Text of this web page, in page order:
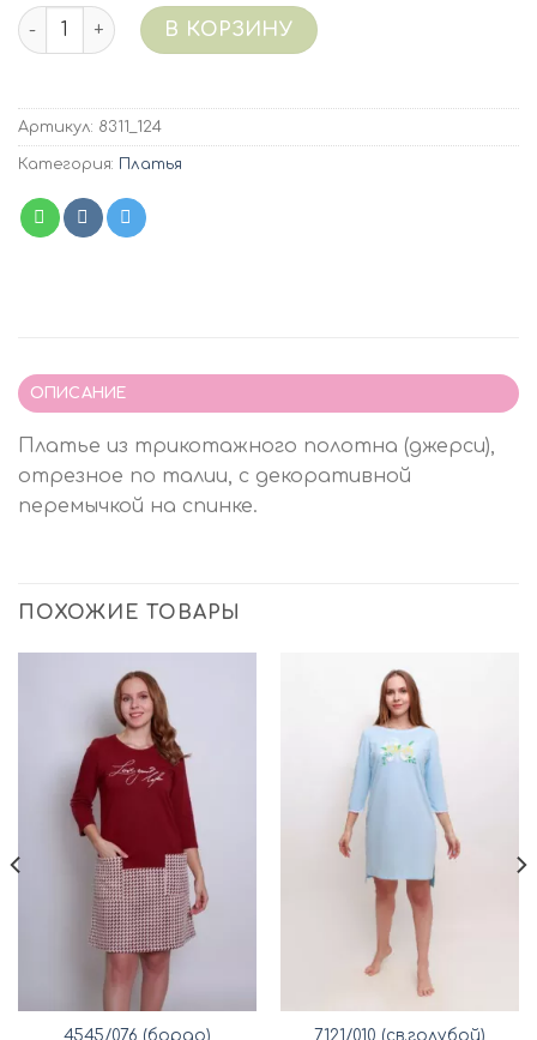
Количество 8311/124 (малиновый) Платье трик
В КОРЗИНУ
Артикул: 8311_124
Категория: Платья
ОПИСАНИЕ
Платье из трикотажного полотна (джерси),
отрезное по талии, с декоративной
перемычкой на спинке.
ПОХОЖИЕ ТОВАРЫ
4545/076 (бордо) 7121/010 (св.голубой)